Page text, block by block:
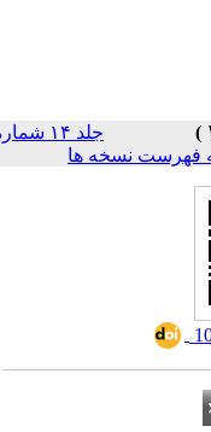
جلد ۱۴ شماره
نسخه ها